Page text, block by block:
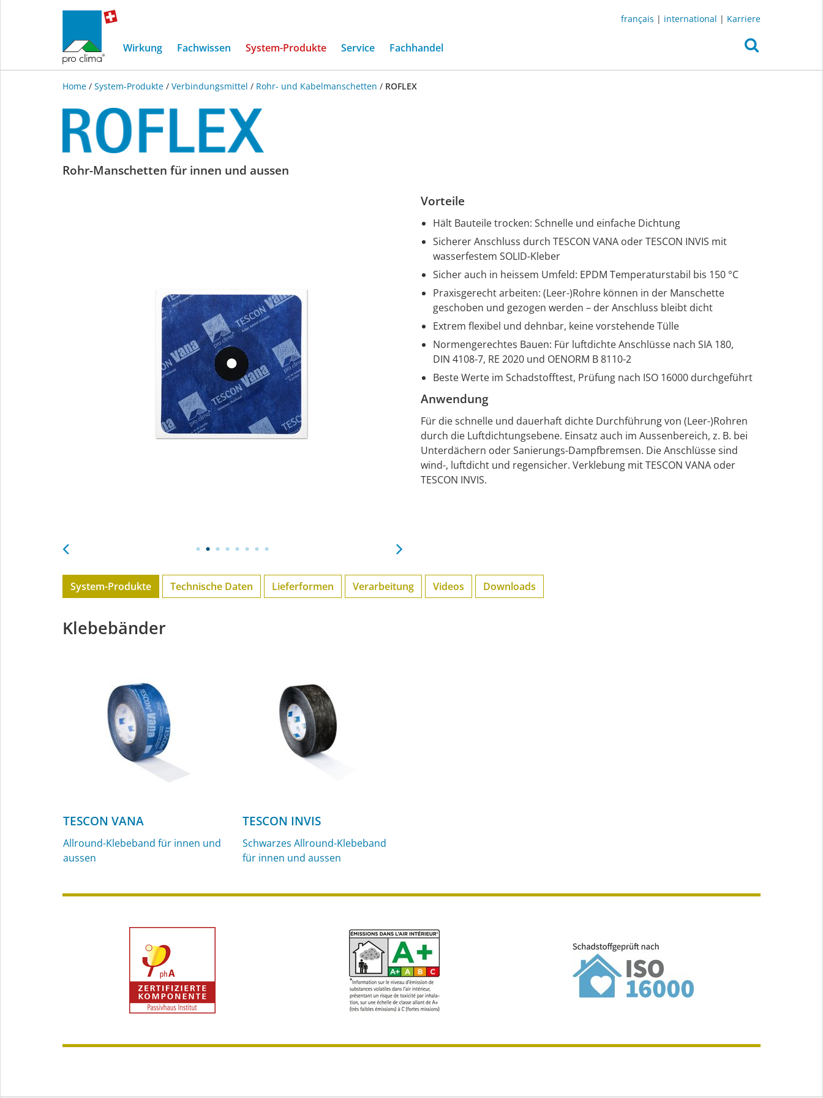
français | international | Karriere
Wirkung Fachwissen System-Produkte(current)
Service Fachhandel
Home / System-Produkte / Verbindungsmittel / Rohr- und Kabelmanschetten / ROFLEX
ROFLEX
Rohr-Manschetten für innen und aussen
Vorteile
Hält Bauteile trocken: Schnelle und einfache Dichtung
Sicherer Anschluss durch TESCON VANA oder TESCON INVIS mit
wasserfestem SOLID-Kleber
Sicher auch in heissem Umfeld: EPDM Temperaturstabil bis 150 °C
Praxisgerecht arbeiten: (Leer-)Rohre können in der Manschette
geschoben und gezogen werden – der Anschluss bleibt dicht
Extrem flexibel und dehnbar, keine vorstehende Tülle
Normengerechtes Bauen: Für luftdichte Anschlüsse nach SIA 180,
DIN 4108-7, RE 2020 und OENORM B 8110-2
Beste Werte im Schadstofftest, Prüfung nach ISO 16000 durchgeführt
Anwendung
Für die schnelle und dauerhaft dichte Durchführung von (Leer-)Rohren
durch die Luftdichtungsebene. Einsatz auch im Aussenbereich, z. B. bei
Unterdächern oder Sanierungs-Dampfbremsen. Die Anschlüsse sind
wind-, luftdicht und regensicher. Verklebung mit TESCON VANA oder
TESCON INVIS.
System-Produkte Technische Daten Lieferformen Verarbeitung Videos Downloads
Klebebänder
TESCON VANA
Allround-Klebeband für innen und
aussen
TESCON INVIS
Schwarzes Allround-Klebeband
für innen und aussen